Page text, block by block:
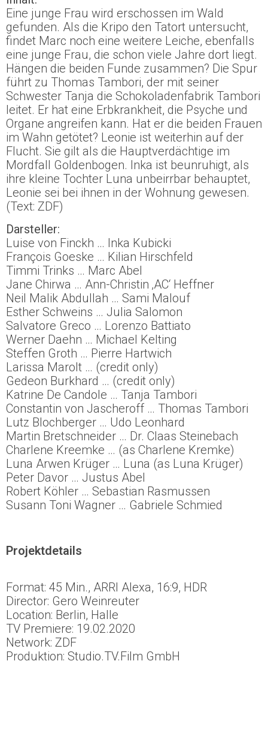
Inhalt:
Eine junge Frau wird erschossen im Wald
gefunden. Als die Kripo den Tatort untersucht,
findet Marc noch eine weitere Leiche, ebenfalls
eine junge Frau, die schon viele Jahre dort liegt.
Hängen die beiden Funde zusammen? Die Spur
führt zu Thomas Tambori, der mit seiner
Schwester Tanja die Schokoladenfabrik Tambori
leitet. Er hat eine Erbkrankheit, die Psyche und
Organe angreifen kann. Hat er die beiden Frauen
im Wahn getötet? Leonie ist weiterhin auf der
Flucht. Sie gilt als die Hauptverdächtige im
Mordfall Goldenbogen. Inka ist beunruhigt, als
ihre kleine Tochter Luna unbeirrbar behauptet,
Leonie sei bei ihnen in der Wohnung gewesen.
(Text: ZDF)
Darsteller:
Luise von Finckh … Inka Kubicki
François Goeske … Kilian Hirschfeld
Timmi Trinks … Marc Abel
Jane Chirwa … Ann-Christin ‚AC‘ Heffner
Neil Malik Abdullah … Sami Malouf
Esther Schweins … Julia Salomon
Salvatore Greco … Lorenzo Battiato
Werner Daehn … Michael Kelting
Steffen Groth … Pierre Hartwich
Larissa Marolt … (credit only)
Gedeon Burkhard … (credit only)
Katrine De Candole … Tanja Tambori
Constantin von Jascheroff … Thomas Tambori
Lutz Blochberger … Udo Leonhard
Martin Bretschneider … Dr. Claas Steinebach
Charlene Kreemke … (as Charlene Kremke)
Luna Arwen Krüger … Luna (as Luna Krüger)
Peter Davor … Justus Abel
Robert Köhler … Sebastian Rasmussen
Susann Toni Wagner … Gabriele Schmied
Projektdetails
Format: 45 Min., ARRI Alexa, 16:9, HDR
Director: Gero Weinreuter
Location: Berlin, Halle
TV Premiere: 19.02.2020
Network: ZDF
Produktion: Studio.TV.Film GmbH